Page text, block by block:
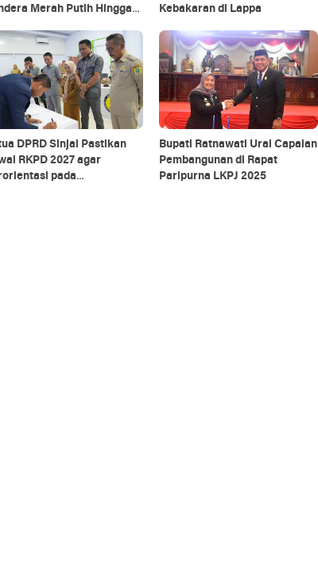
Merah Putih Hingga
Kebakaran di Lappa
DPRD Sinjai Pastikan
RKPD 2027 agar
pada
Bupati Ratnawati Urai Capaian
Pembangunan di Rapat
Paripurna LKPJ 2025